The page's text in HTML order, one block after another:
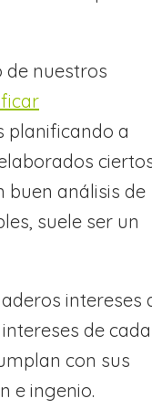
nuestros
planificando a
buen análisis de
suele ser un
intereses
de cada
con sus
e ingenio.